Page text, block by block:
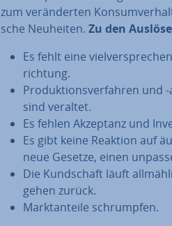
zum ver­än­der­ten
sche Neuheiten. Zu den
Es fehlt eine
rich­tung.
Pro­duk­ti­ons­ver­fah­ren und
sind veraltet.
Es fehlen Akzeptanz und
Es gibt keine Reaktion auf
neue Gesetze, einen
Die Kund­schaft läuft
gehen zurück.
Markt­an­tei­le schrump­fen.